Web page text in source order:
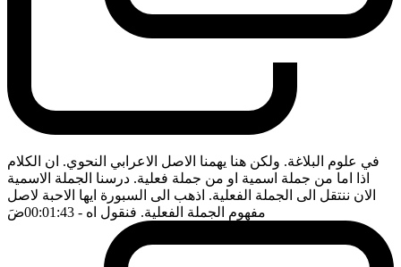
في علوم البلاغة. ولكن هنا يهمنا الاصل الاعرابي النحوي. ان الكلام
اذا اما من جملة اسمية او من جملة فعلية. درسنا الجملة الاسمية
الان ننتقل الى الجملة الفعلية. اذهب الى السبورة ايها الاحبة لاصل
مفهوم الجملة الفعلية. فنقول اه - 00:01:43 ضَ